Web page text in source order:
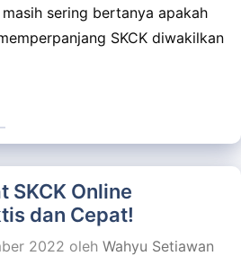
sering bertanya apakah
SKCK diwakilkan
SKCK Online
dan Cepat!
2022 oleh Wahyu Setiawan